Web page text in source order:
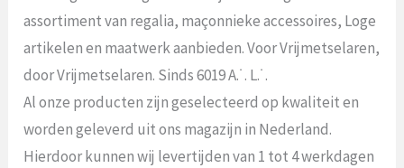
assortiment van regalia, maçonnieke accessoires, Loge
artikelen en maatwerk aanbieden. Voor Vrijmetselaren,
door Vrijmetselaren. Sinds 6019 A.˙. L.˙.
Al onze producten zijn geselecteerd op kwaliteit en
worden geleverd uit ons magazijn in Nederland.
Hierdoor kunnen wij levertijden van 1 tot 4 werkdagen